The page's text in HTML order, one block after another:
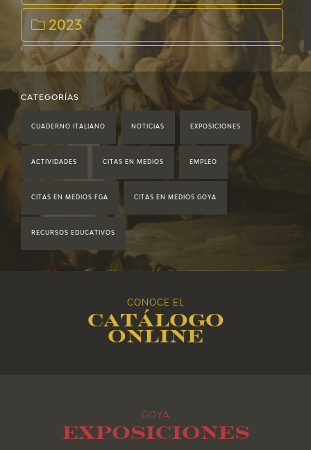
2023
2022
2021
2017
2012
CATEGORÍAS
CUADERNO ITALIANO NOTICIAS EXPOSICIONES
ACTIVIDADES CITAS EN MEDIOS EMPLEO
CITAS EN MEDIOS FGA CITAS EN MEDIOS GOYA
RECURSOS EDUCATIVOS
CONOCE EL
Catálogo
online
GOYA
Exposiciones